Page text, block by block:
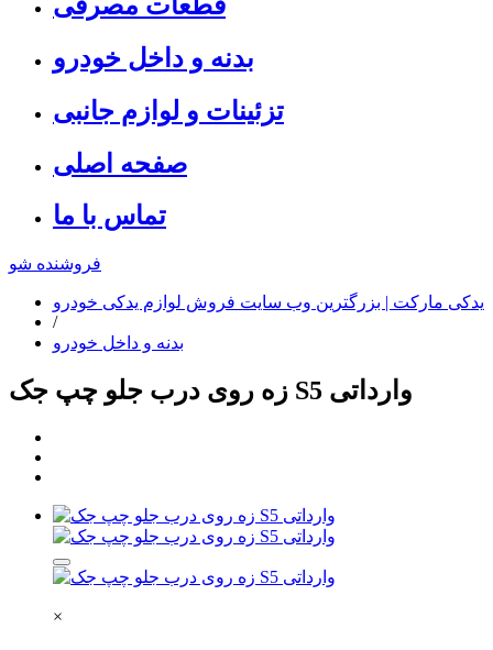
بدنه و داخل خودرو
تزئینات و لوازم جانبی
صفحه اصلی
تماس با ما
فروشنده شو
یدکی مارکت | بزرگترین وب سایت فروش لوازم یدکی خودرو
/
بدنه و داخل خودرو
زه روی درب جلو چپ جک S5 وارداتی
×